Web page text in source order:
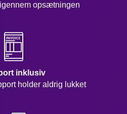
opsætningen
inklusiv
holder aldrig lukket